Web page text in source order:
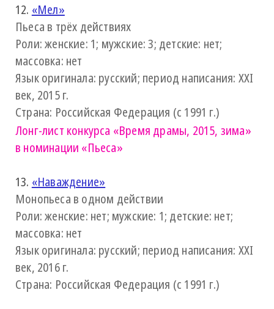
12. «Мел»
Пьеса в трёх действиях
Роли: женские: 1; мужские: 3; детские: нет;
массовка: нет
Язык оригинала: русский; период написания: XXI
век, 2015 г.
Страна: Российская Федерация (с 1991 г.)
Лонг-лист конкурса «Время драмы, 2015, зима»
в номинации «Пьеса»
13. «Наваждение»
Монопьеса в одном действии
Роли: женские: нет; мужские: 1; детские: нет;
массовка: нет
Язык оригинала: русский; период написания: XXI
век, 2016 г.
Страна: Российская Федерация (с 1991 г.)